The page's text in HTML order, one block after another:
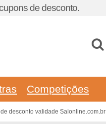
de desconto.
Competições
desconto validade Salonline.com.br